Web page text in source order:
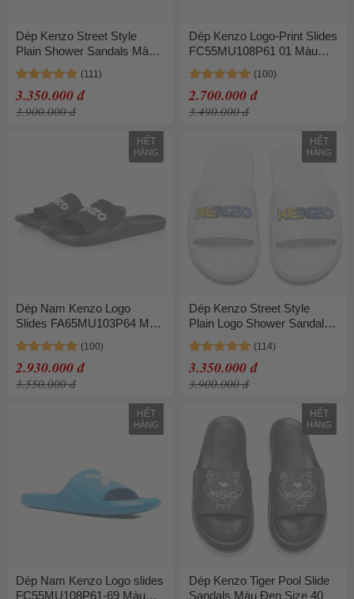
Dép Kenzo Street Style
Plain Shower Sandals Màu
Đen
3.350.000 đ
3.900.000 đ
Dép Kenzo Logo-Print Slides
FC55MU108P61 01 Màu
Trắng Size 40
2.700.000 đ
3.490.000 đ
HẾT
HÀNG
Dép Nam Kenzo Logo
Slides FA65MU103P64 Màu
Đen Size 40
2.930.000 đ
3.550.000 đ
HẾT
HÀNG
Dép Kenzo Street Style
Plain Logo Shower Sandals
Màu Trắng
3.350.000 đ
3.900.000 đ
HẾT
HÀNG
Dép Nam Kenzo Logo slides
FC55MU108P61-69 Màu
HẾT
HÀNG
Dép Kenzo Tiger Pool Slide
Sandals Màu Đen Size 40